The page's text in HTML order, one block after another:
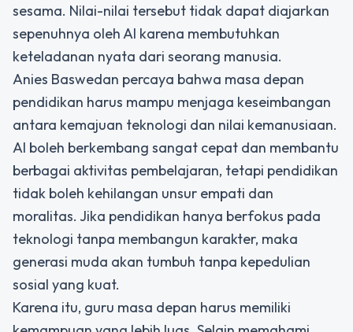
sesama. Nilai-nilai tersebut tidak dapat diajarkan
sepenuhnya oleh AI karena membutuhkan
keteladanan nyata dari seorang manusia.
Anies Baswedan percaya bahwa masa depan
pendidikan harus mampu menjaga keseimbangan
antara kemajuan teknologi dan nilai kemanusiaan.
AI boleh berkembang sangat cepat dan membantu
berbagai aktivitas pembelajaran, tetapi pendidikan
tidak boleh kehilangan unsur empati dan
moralitas. Jika pendidikan hanya berfokus pada
teknologi tanpa membangun karakter, maka
generasi muda akan tumbuh tanpa kepedulian
sosial yang kuat.
Karena itu, guru masa depan harus memiliki